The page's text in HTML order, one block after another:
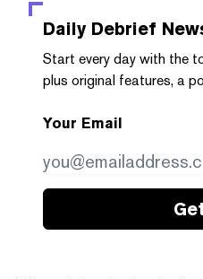
Daily Debrief
Start every day with the
plus original features, a
Your Email